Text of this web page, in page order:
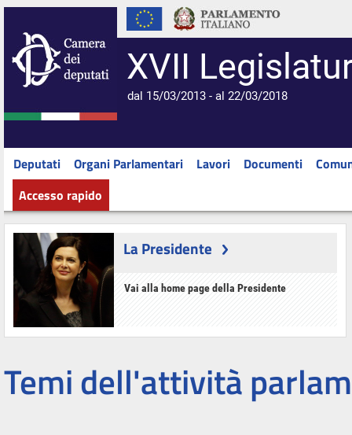
XVII
dal 15/03/2013 - al 22/03/2018
Deputati Organi Parlamentari Lavori Documenti
Accesso rapido
La Presidente
Vai alla home page della Presidente
Temi dell'attività